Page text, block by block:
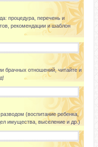
процедура, перечень и
рекомендации и шаблон
брачных отношений, читайте и
(воспитание ребенка,
имущества, выселение и др.)